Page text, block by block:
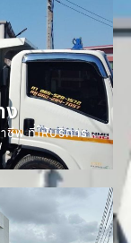
ง
ชีพ ที่ให้บริการ